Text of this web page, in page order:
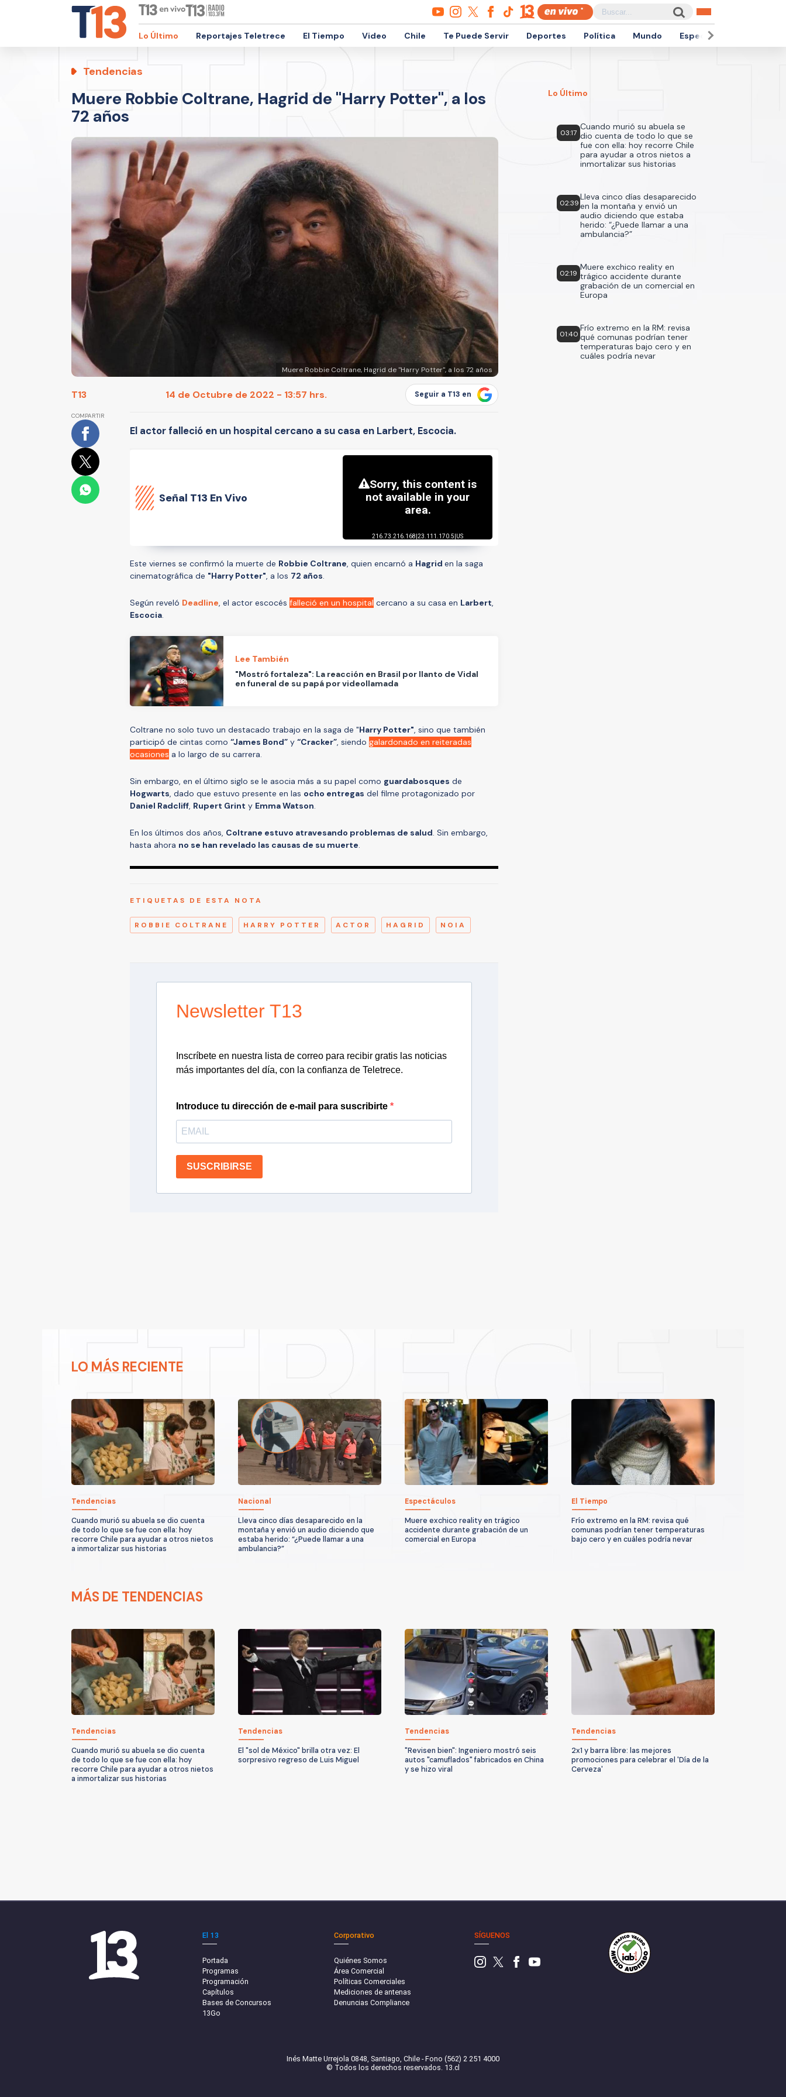
Lo Último Reportajes Teletrece El Tiempo Video Chile Te Puede Servir Deportes Política Mundo Espectáculos
Tendencias
Muere Robbie Coltrane, Hagrid de "Harry Potter", a los
72 años
Muere Robbie Coltrane, Hagrid de "Harry Potter", a los 72 años
T13 14 de Octubre de 2022 - 13:57 hrs. Seguir a T13 en
COMPARTIR
El actor falleció en un hospital cercano a su casa en Larbert, Escocia.
Señal T13 En Vivo
Este viernes se confirmó la muerte de Robbie Coltrane, quien encarnó a Hagrid en la saga
cinematográfica de "Harry Potter", a los 72 años.
Según reveló Deadline, el actor escocés falleció en un hospital cercano a su casa en Larbert,
Escocia.
Lee También
"Mostró fortaleza": La reacción en Brasil por llanto de Vidal
en funeral de su papá por videollamada
Coltrane no solo tuvo un destacado trabajo en la saga de "Harry Potter", sino que también
participó de cintas como “James Bond” y “Cracker”, siendo galardonado en reiteradas
ocasiones a lo largo de su carrera.
Sin embargo, en el último siglo se le asocia más a su papel como guardabosques de
Hogwarts, dado que estuvo presente en las ocho entregas del filme protagonizado por
Daniel Radcliff, Rupert Grint y Emma Watson.
En los últimos dos años, Coltrane estuvo atravesando problemas de salud. Sin embargo,
hasta ahora no se han revelado las causas de su muerte.
ETIQUETAS DE ESTA NOTA
ROBBIE COLTRANE HARRY POTTER ACTOR HAGRID NOIA
Newsletter T13
Inscríbete en nuestra lista de correo para recibir gratis las noticias
más importantes del día, con la confianza de Teletrece.
Introduce tu dirección de e-mail para suscribirte
SUSCRIBIRSE
Lo Último
03:17
Cuando murió su abuela se
dio cuenta de todo lo que se
fue con ella: hoy recorre Chile
para ayudar a otros nietos a
inmortalizar sus historias
02:39
Lleva cinco días desaparecido
en la montaña y envió un
audio diciendo que estaba
herido: “¿Puede llamar a una
ambulancia?”
02:19
Muere exchico reality en
trágico accidente durante
grabación de un comercial en
Europa
01:40
Frío extremo en la RM: revisa
qué comunas podrían tener
temperaturas bajo cero y en
cuáles podría nevar
LO MÁS RECIENTE
Tendencias
Cuando murió su abuela se dio cuenta
de todo lo que se fue con ella: hoy
recorre Chile para ayudar a otros nietos
a inmortalizar sus historias
Nacional
Lleva cinco días desaparecido en la
montaña y envió un audio diciendo que
estaba herido: “¿Puede llamar a una
ambulancia?”
Espectáculos
Muere exchico reality en trágico
accidente durante grabación de un
comercial en Europa
El Tiempo
Frío extremo en la RM: revisa qué
comunas podrían tener temperaturas
bajo cero y en cuáles podría nevar
MÁS DE TENDENCIAS
Tendencias
Cuando murió su abuela se dio cuenta
de todo lo que se fue con ella: hoy
recorre Chile para ayudar a otros nietos
a inmortalizar sus historias
Tendencias
El "sol de México" brilla otra vez: El
sorpresivo regreso de Luis Miguel
Tendencias
"Revisen bien": Ingeniero mostró seis
autos "camuflados" fabricados en China
y se hizo viral
Tendencias
2x1 y barra libre: las mejores
promociones para celebrar el 'Día de la
Cerveza'
El 13
Portada
Programas
Programación
Capítulos
Bases de Concursos
13Go
Corporativo
Quiénes Somos
Área Comercial
Políticas Comerciales
Mediciones de antenas
Denuncias Compliance
SÍGUENOS
Inés Matte Urrejola 0848, Santiago, Chile - Fono (562) 2 251 4000
© Todos los derechos reservados. 13.cl